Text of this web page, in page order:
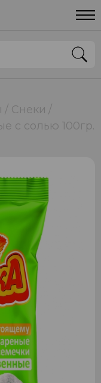
Снеки
с солью 100гр.